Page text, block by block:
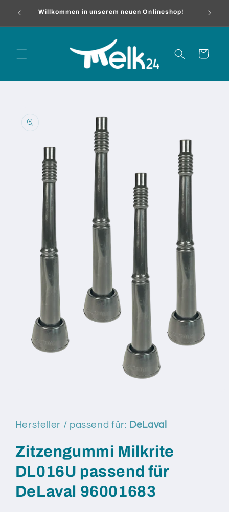
zum
Willkommen in unserem neuen Onlineshop!
Warenkorb
öffnen
Hersteller / passend für: DeLaval
Zitzengummi Milkrite
DL016U passend für
DeLaval 96001683